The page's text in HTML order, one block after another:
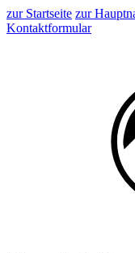
zur Startseite zur
Kontaktformular